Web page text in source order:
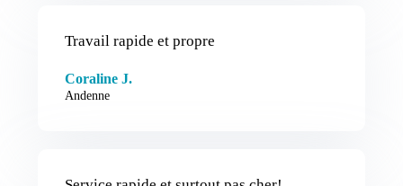
Travail rapide et propre
Coraline J.
Andenne